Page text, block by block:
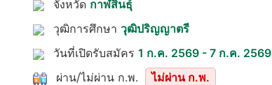
จังหวัด กาฬสินธุ์
วุฒิการศึกษา วุฒิปริญญาตรี
วันที่เปิดรับสมัคร 1 ก.ค. 2569 - 7 ก.ค. 2569
ผ่าน/ไม่ผ่าน ก.พ.
ไม่ผ่าน ก.พ.